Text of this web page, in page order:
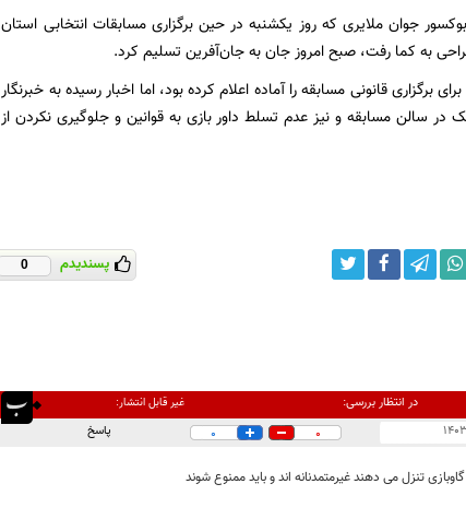
جوان ملایری که روز یکشنبه در حین برگزاری مسابقات انتخابی استان
به کما رفت، صبح امروز جان به جان‌آفرین تسلیم کرد.
قانونی مسابقه را آماده اعلام کرده بود، اما اخبار رسیده به خبرنگار
در سالن مسابقه و نیز عدم تسلط داور بازی به قوانین و جلوگیری نکردن از
پسندیدم 0
در انتظار بررسی: غیر قابل انتشار:
0
0 پاسخ
تنزل می دهند غیرمتمدنانه اند و باید ممنوع شوند